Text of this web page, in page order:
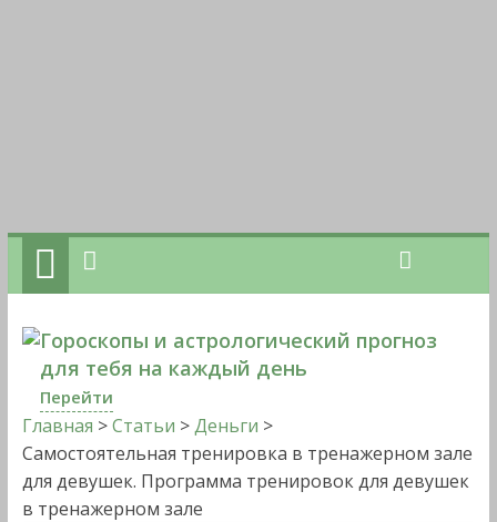
Гороскопы и астрологический прогноз
для тебя на каждый день
Перейти
Главная >Статьи >Деньги >
Самостоятельная тренировка в тренажерном зале
для девушек. Программа тренировок для девушек
в тренажерном зале